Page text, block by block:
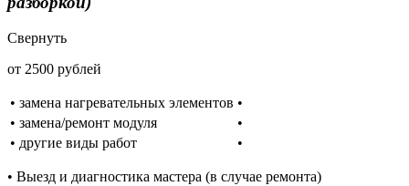
Свернуть
от 2500 рублей
• замена нагревательных элементов •
• замена/ремонт модуля
•
• другие виды работ
•
• Выезд и диагностика мастера (в случае ремонта)